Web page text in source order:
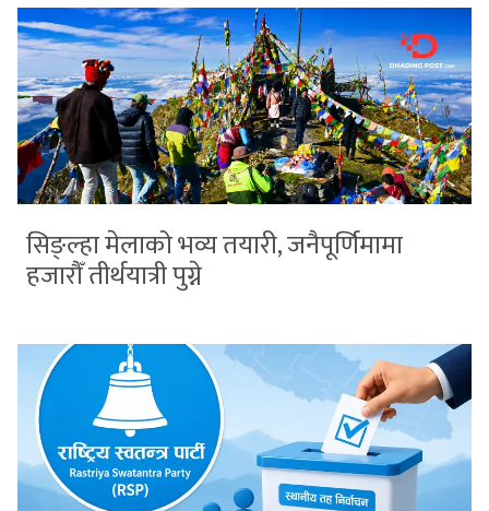
सिङ्ल्हा मेलाको भव्य तयारी, जनैपूर्णिमामा
हजारौँ तीर्थयात्री पुग्ने